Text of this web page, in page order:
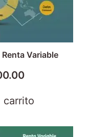
Variable
carrito